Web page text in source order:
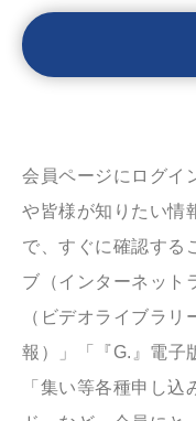
会員ページにログイ
や皆様が知りたい情
で、すぐに確認する
ブ（インターネット
（ビデオライブラ
報）」「『G.』電子
「集い等各種申し